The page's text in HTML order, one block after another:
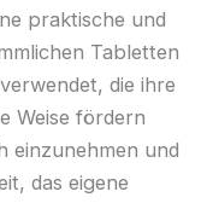
praktische und
Tabletten
die ihre
Weise fördern
einzunehmen und
das eigene